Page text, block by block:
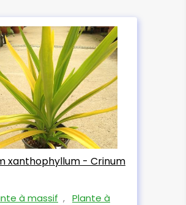
xanthophyllum - Crinum
à massif , Plante à